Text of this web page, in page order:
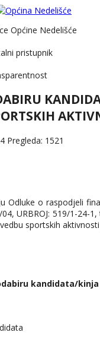
Općine Nedelišće
pristupnik
Pregleda: 1521
Odluke o raspodjeli
04, URBROJ: 519/1-
sportskih
kandidata/